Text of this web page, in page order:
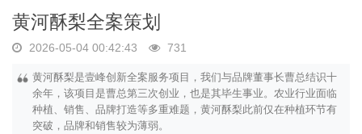
黄河酥梨全案策划
2026-05-04 00:42:43 731
黄河酥梨是壹峰创新全案服务项目，我们与品牌董事长曹总结识十
余年，该项目是曹总第三次创业，也是其毕生事业。农业行业面临
种植、销售、品牌打造等多重难题，黄河酥梨此前仅在种植环节有
突破，品牌和销售较为薄弱。